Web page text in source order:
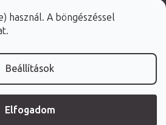
használ. A böngészéssel
Beállítások
Elfogadom
Premium készítette